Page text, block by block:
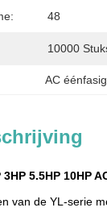
48
10000
AC
5.5HP 10HP
van de YL-serie